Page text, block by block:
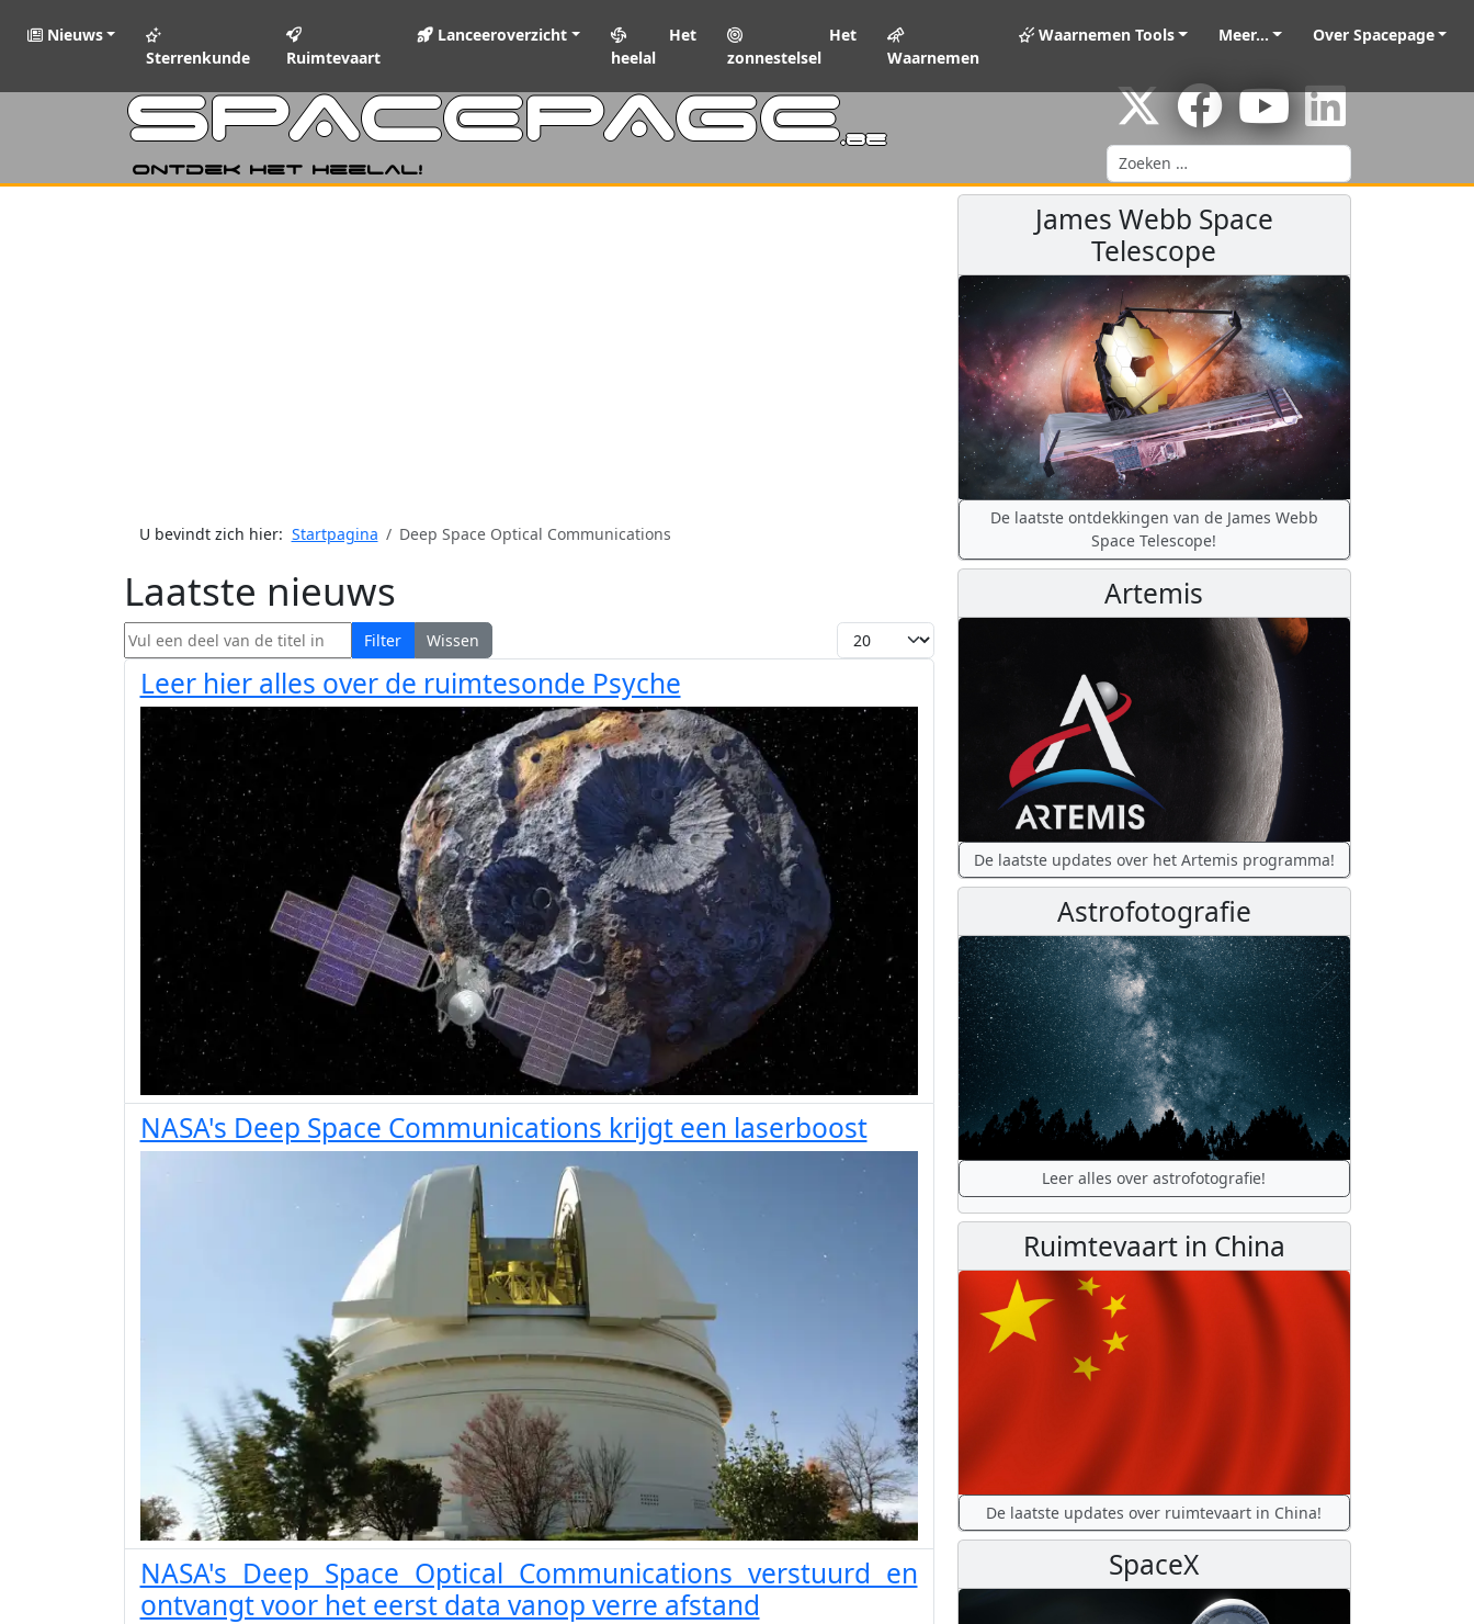
Nieuws
Sterrenkunde
Ruimtevaart
Lanceeroverzicht
Het
heelal
Het
zonnestelsel
Waarnemen
Waarnemen Tools Meer... Over Spacepage
SPACEPAGE.be
Ontdek het heelal!
Zoeken
U bevindt zich hier: Startpagina Deep Space Optical Communications
Laatste nieuws
Vul een deel van de titel in Filter Wissen Toon #
Leer hier alles over de ruimtesonde Psyche
NASA's Deep Space Communications krijgt een laserboost
NASA's Deep Space Optical Communications verstuurd en
ontvangt voor het eerst data vanop verre afstand
James Webb Space
Telescope
De laatste ontdekkingen van de James Webb
Space Telescope!
Artemis
De laatste updates over het Artemis programma!
Astrofotografie
Leer alles over astrofotografie!
Ruimtevaart in China
De laatste updates over ruimtevaart in China!
SpaceX